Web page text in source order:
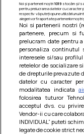
Barcute din
Un deliciu usor de
Noi și partenerii noștri 1019stocăm și/
pentru prelucrarea datelor cu caracter
respectiv vă puteți opune utilizării unui
alegeri vor fi raportate partenerilor
Noi si partenerii nostri
partenere, precum si
prelucram date pentru
personaliza
interesele si/sau
retelelor de socializare
de drepturile prevazute
datelor cu caracter
modalitatea indicata
folosirea tuturor
acceptul dvs. cu
Vendor-ii cu care
INDIVIDUAL” puteti
legate de cookie strict